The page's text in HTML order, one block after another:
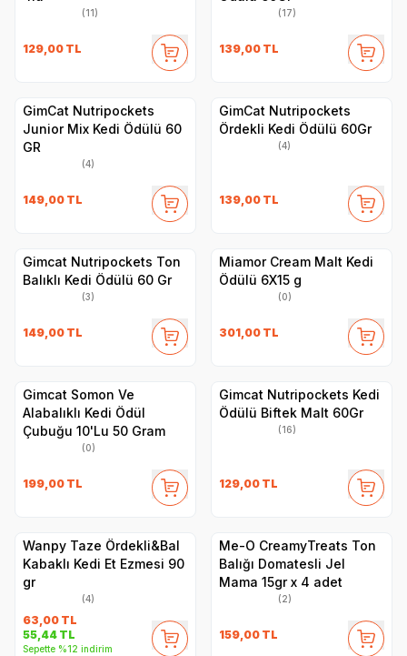
(11)
129,00 TL
(17)
139,00 TL
GimCat Nutripockets
Junior Mix Kedi Ödülü 60
GR
(4)
149,00 TL
GimCat Nutripockets
Ördekli Kedi Ödülü 60Gr
(4)
139,00 TL
Gimcat Nutripockets Ton
Balıklı Kedi Ödülü 60 Gr
(3)
149,00 TL
Miamor Cream Malt Kedi
Ödülü 6X15 g
(0)
301,00 TL
Gimcat Somon Ve
Alabalıklı Kedi Ödül
Çubuğu 10'Lu 50 Gram
(0)
199,00 TL
Gimcat Nutripockets Kedi
Ödülü Biftek Malt 60Gr
(16)
129,00 TL
Wanpy Taze Ördekli&Bal
Kabaklı Kedi Et Ezmesi 90
gr
(4)
63,00 TL
55,44 TL
Sepette %12 indirim
Me-O CreamyTreats Ton
Balığı Domatesli Jel
Mama 15gr x 4 adet
(2)
159,00 TL